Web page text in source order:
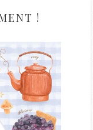
!